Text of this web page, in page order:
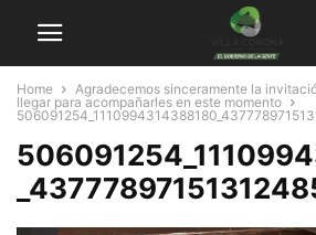
Home
Agradecemos sinceramente la
llegar para acompañarles en este momento